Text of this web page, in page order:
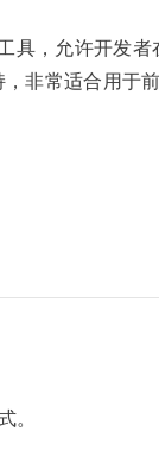
具，允许开发
非常适合用于
。